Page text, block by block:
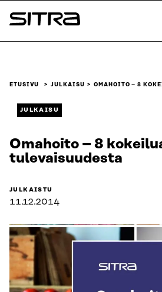
Siirry
suoraan
Sitra
ETUSIVU JULKAISU OMAHOITO – 8
JULKAISU
Omahoito – 8
tulevaisuudesta
JULKAISTU
11.12.2014